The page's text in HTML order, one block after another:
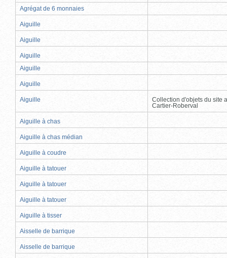
Agrégat de 6 monnaies
Aiguille
Aiguille
Aiguille
Aiguille
Aiguille
Aiguille
Collection d'objets du site
Cartier-Roberval
Aiguille à chas
Aiguille à chas médian
Aiguille à coudre
Aiguille à tatouer
Aiguille à tatouer
Aiguille à tatouer
Aiguille à tisser
Aisselle de barrique
Aisselle de barrique